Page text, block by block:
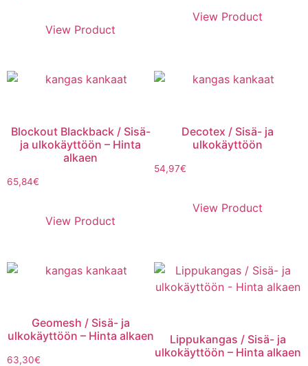
View Product
View Product
Blockout Blackback / Sisä-
ja ulkokäyttöön – Hinta
alkaen
65,84€
View Product
Decotex / Sisä- ja
ulkokäyttöön
54,97€
View Product
Geomesh / Sisä- ja
ulkokäyttöön – Hinta alkaen
63,30€
Lippukangas / Sisä- ja
ulkokäyttöön – Hinta alkaen